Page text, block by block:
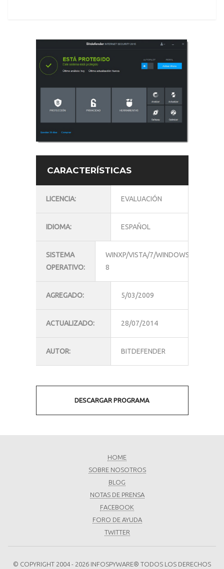
CARACTERÍSTICAS
LICENCIA: EVALUACIÓN
IDIOMA: ESPAÑOL
SISTEMA
OPERATIVO:
WINXP/VISTA/7/WINDOWS
8
AGREGADO: 5/03/2009
ACTUALIZADO: 28/07/2014
AUTOR: BITDEFENDER
DESCARGAR PROGRAMA
HOME
SOBRE NOSOTROS
BLOG
NOTAS DE PRENSA
FACEBOOK
FORO DE AYUDA
TWITTER
© COPYRIGHT 2004 - 2026 INFOSPYWARE® TODOS LOS DERECHOS